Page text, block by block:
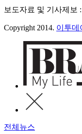
보도자료 및 기사제보 :
Copyright 2014. 이투데
전체뉴스